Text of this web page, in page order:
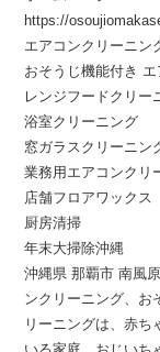
https://
エアコンクリーニン
おそうじ機能付き
レンジフードクリー
浴室クリーニング
窓ガラスクリーニン
業務用エアコンクリ
店舗フロアワックス
厨房清掃
年末大掃除沖縄
沖縄県 那覇市 南風
ンクリーニング、お
リーニングは、赤